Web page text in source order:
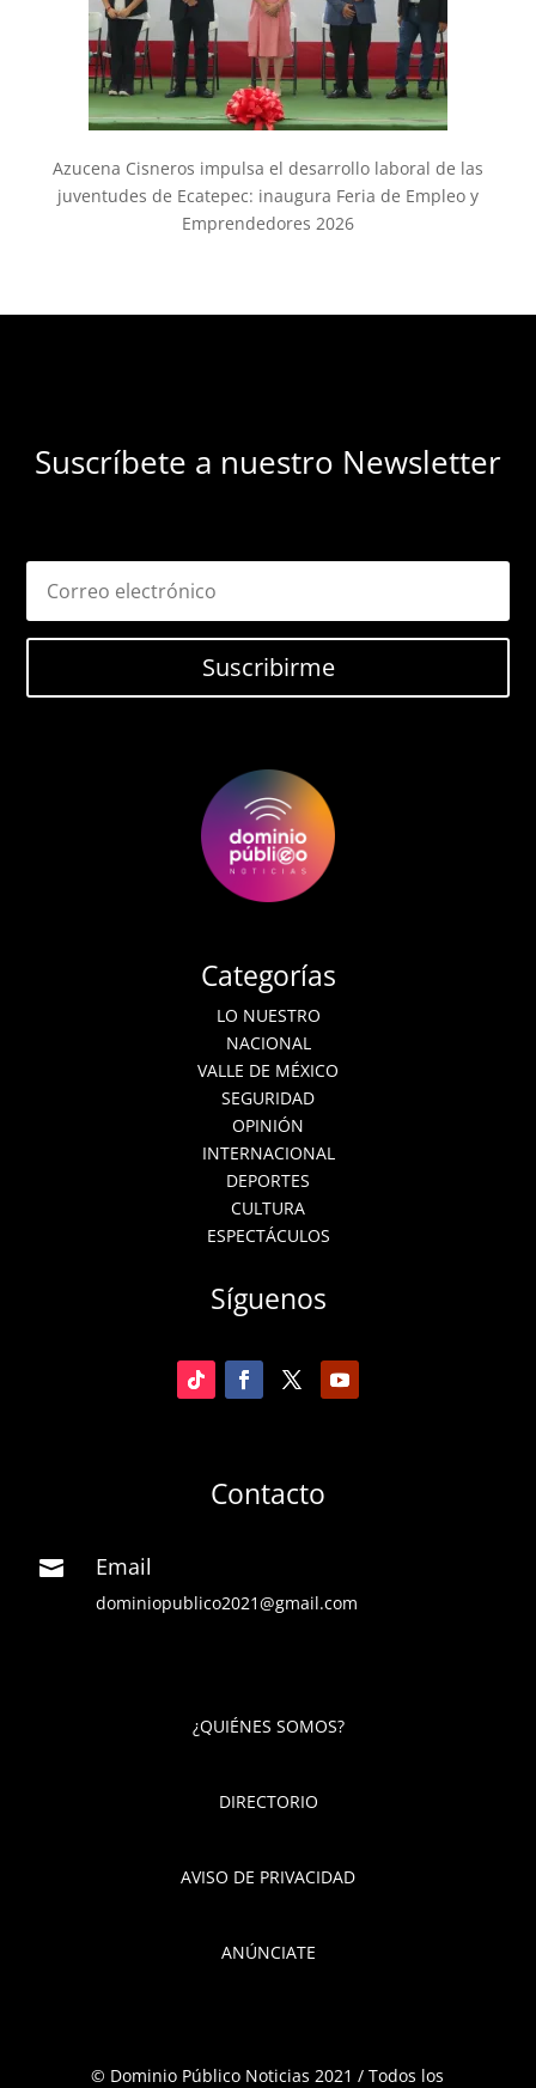
Azucena Cisneros impulsa el desarrollo laboral de las
juventudes de Ecatepec: inaugura Feria de Empleo y
Emprendedores 2026
Suscríbete a nuestro Newsletter
Suscribirme
Categorías
LO NUESTRO
NACIONAL
VALLE DE MÉXICO
SEGURIDAD
OPINIÓN
INTERNACIONAL
DEPORTES
CULTURA
ESPECTÁCULOS
Síguenos
Contacto
 Email
dominiopublico2021@gmail.com
¿QUIÉNES SOMOS?
DIRECTORIO
AVISO DE PRIVACIDAD
ANÚNCIATE
© Dominio Público Noticias 2021 / Todos los